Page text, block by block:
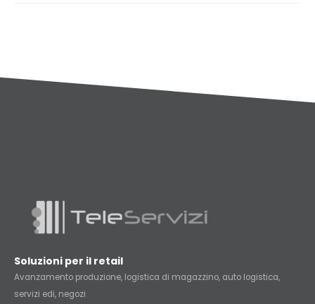
Soluzioni per il retail
Avanzamento produzione, logistica di magazzino, auto logistica,
servizi edi, negozi